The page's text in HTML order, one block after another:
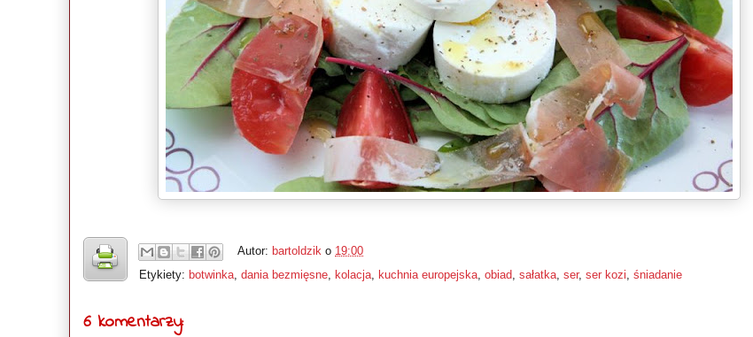
Autor: bartoldzik o 19:00
Etykiety: botwinka dania bezmięsne kolacja kuchnia europejska obiad sałatka ser, ser kozi śniadanie
6 komentarzy: